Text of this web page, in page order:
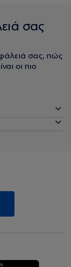
σας
σας, πώς
οι πιο